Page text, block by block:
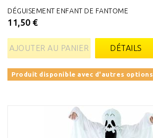
DÉGUISEMENT ENFANT DE FANTOME
11,50 €
AJOUTER AU PANIER DÉTAILS
Produit disponible avec d'autres options